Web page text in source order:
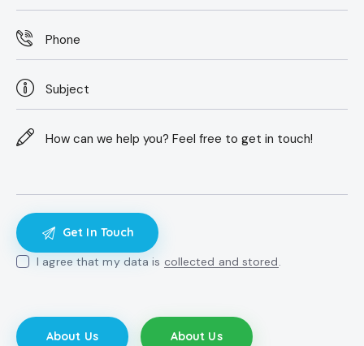
I agree that my data is collected and stored.
About Us About Us